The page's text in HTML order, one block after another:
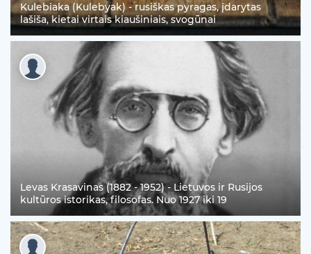
Kulebiaka (Kulebyak) - rusiškas pyragas, įdarytas
lašiša, kietai virtais kiaušiniais, svogūnai
Levas Krasavinas (1882 - 1952) - Lietuvos ir Rusijos
kultūros istorikas, filosofas. Nuo 1927 iki 19